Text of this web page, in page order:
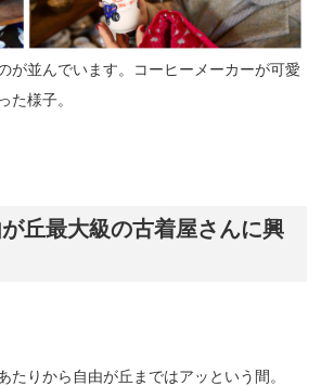
が並んでいます。コーヒーメーカーが可愛
た様子。
丘最大級の古着屋さんに興
たりから自由が丘まではアッという間。